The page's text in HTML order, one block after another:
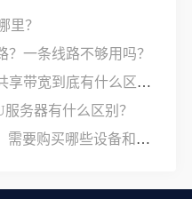
里？
一条线路不够用吗？
服务器租用时，独享带宽和共享带宽到底有什么区别？
务器有什么区别？
国内企业部署SD-WAN组网，需要购买哪些设备和服务？